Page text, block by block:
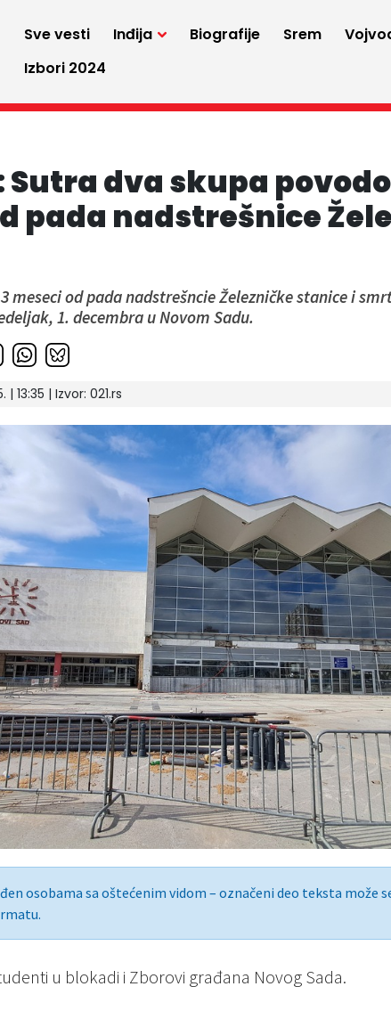
Sve vesti Inđija Biografije Srem
Izbori 2024
Sutra dva skupa
pada nadstrešnice
meseci od pada nadstrešncie Železničke stanice i
1. decembra u Novom Sadu.
| 13:35 | Izvor: 021.rs
osobama sa oštećenim vidom – označeni deo teksta može
u blokadi i Zborovi građana Novog Sada.